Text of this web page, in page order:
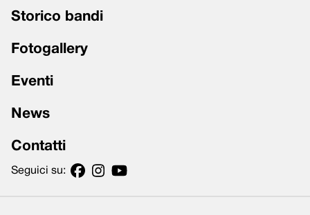
Storico bandi
Fotogallery
Eventi
News
Contatti
Seguici su: